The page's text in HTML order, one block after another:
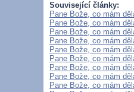
Související články:
Pane Bože, co mám
Pane Bože, co mám
Pane Bože, co mám
Pane Bože, co mám
Pane Bože, co mám
Pane Bože, co mám
Pane Bože, co mám
Pane Bože, co mám
Pane Bože, co mám